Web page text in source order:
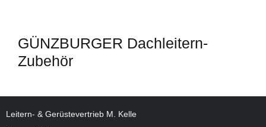
GÜNZBURGER Dachleitern-
Zubehör
Leitern- & Gerüstevertrieb M. Kelle